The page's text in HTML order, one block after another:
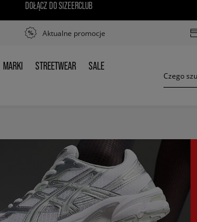
DOŁĄCZ DO SIZEERCLUB
Aktualne promocje
MARKI
MARKI STREETWEAR
STREETWEAR SALE
SALE